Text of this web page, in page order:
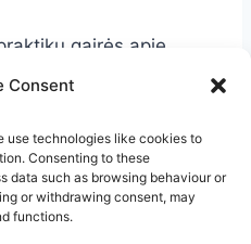
Consent
use technologies like cookies to
Consenting to these
data such as browsing behaviour or
or withdrawing consent, may
functions.
gairės apie
metodus ir jaukus.
natural-ways-to-
pateikiamas